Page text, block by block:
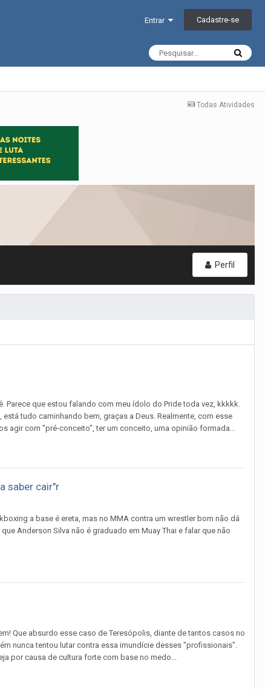
Entrar Cadastre-se
Todas Atividades
Perfil
Parece que estou falando com meu ídolo do Pride toda vez, kkkkk.
tudo caminhando bem, graças a Deus. Realmente, com esse
agir com "pré-conceito", ter um conceito, uma opinião formada...
saber cair"r
a base é ereta, mas no MMA contra um wrestler bom não dá
Anderson Silva não é graduado em Muay Thai e falar que não
Que absurdo esse caso de Teresópolis, diante de tantos casos no
nunca tentou lutar contra essa imundície desses "profissionais".
por causa de cultura forte com base no medo...